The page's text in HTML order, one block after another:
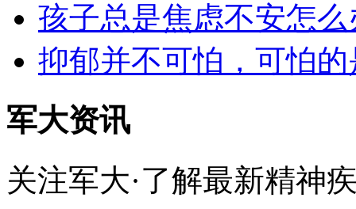
孩子总是焦虑不安怎
抑郁并不可怕，可怕
军大资讯
关注军大·了解最新精神